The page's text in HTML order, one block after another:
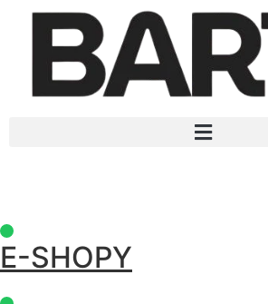
E-SHOPY